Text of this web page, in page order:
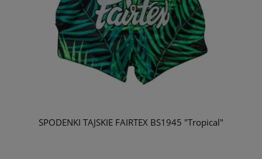
SPODENKI TAJSKIE FAIRTEX BS1945 "Tropical"